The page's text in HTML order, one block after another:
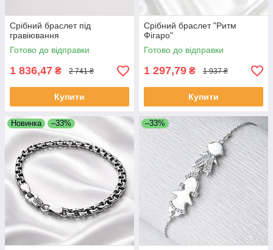
Срібний браслет під
гравіювання
Готово до відправки
1 836,47 ₴ 2 741 ₴
Купити
Срібний браслет "Ритм
Фігаро"
Готово до відправки
1 297,79 ₴ 1 937 ₴
Купити
Новинка –33% –33%